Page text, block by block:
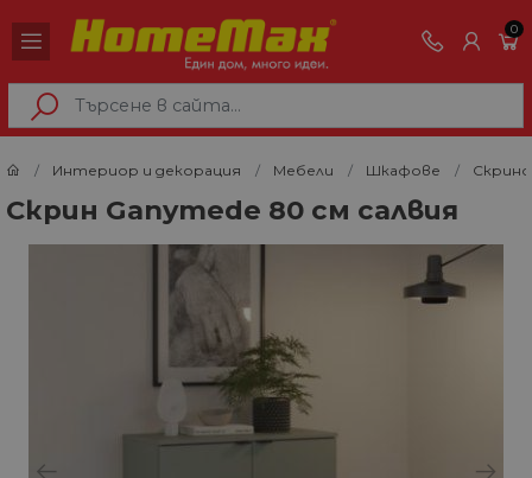
0
Интериор и декорация Мебели Шкафове
Скрин Ganymede 80 см салвия